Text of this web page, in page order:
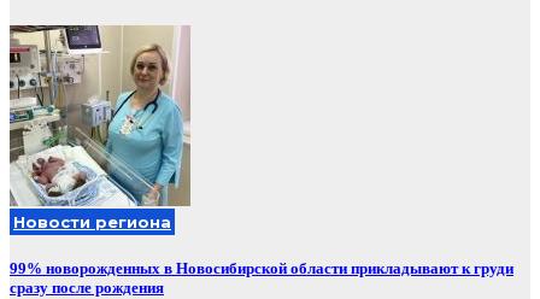
Новости региона
99% новорожденных в Новосибирской области прикладывают к груди
сразу после рождения